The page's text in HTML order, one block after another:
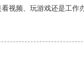
视频、玩游戏还是工